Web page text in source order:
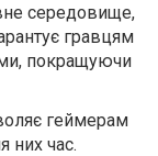
середовище,
гравцям
покращуючи
геймерам
них час.